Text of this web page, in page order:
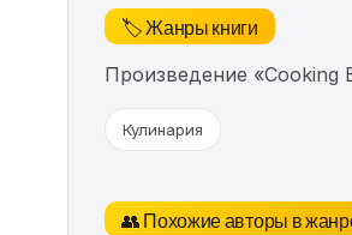
🏷️ Жанры книги
Произведение «Cooking
Кулинария
👥 Похожие авторы в